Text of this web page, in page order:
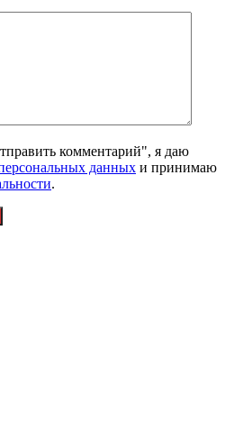
комментарий", я даю
данных и принимаю
.